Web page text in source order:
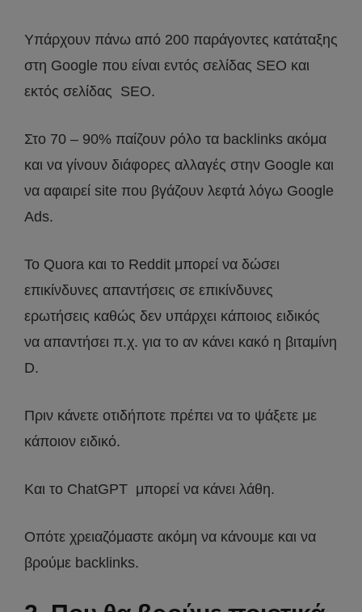
Υπάρχουν πάνω από 200 παράγοντες κατάταξης
στη Google που είναι εντός σελίδας SEO και
εκτός σελίδας SEO.
Στο 70 – 90% παίζουν ρόλο τα backlinks ακόμα
και να γίνουν διάφορες αλλαγές στην Google και
να αφαιρεί site που βγάζουν λεφτά λόγω Google
Ads.
Το Quora και το Reddit μπορεί να δώσει
επικίνδυνες απαντήσεις σε επικίνδυνες
ερωτήσεις καθώς δεν υπάρχει κάποιος ειδικός
να απαντήσει π.χ. για το αν κάνει κακό η βιταμίνη
D.
Πριν κάνετε οτιδήποτε πρέπει να το ψάξετε με
κάποιον ειδικό.
Και το ChatGPT μπορεί να κάνει λάθη.
Οπότε χρειαζόμαστε ακόμη να κάνουμε και να
βρούμε backlinks.